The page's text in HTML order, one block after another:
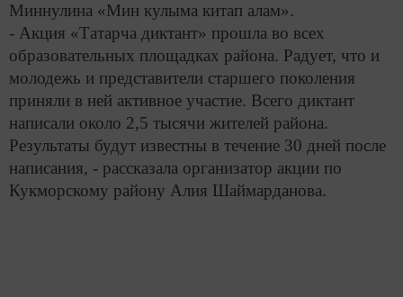
Миннулина «Мин кулыма китап алам».
- Акция «Татарча диктант» прошла во всех
образовательных площадках района. Радует, что и
молодежь и представители старшего поколения
приняли в ней активное участие. Всего диктант
написали около 2,5 тысячи жителей района.
Результаты будут известны в течение 30 дней после
написания, - рассказала организатор акции по
Кукморскому району Алия Шаймарданова.